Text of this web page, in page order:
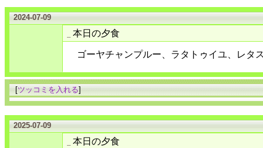
2024-07-09
本日の夕食
ゴーヤチャンプルー、ラタトゥイユ、レタ
[ツッコミを入れる]
2025-07-09
本日の夕食